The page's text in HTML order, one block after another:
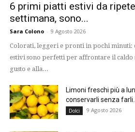
6 primi piatti estivi da
settimana, sono...
Sara Colono - 9 Agosto 2026
Colorati, leggeri e pronti in pochi minuti:
estivi sono perfetti per affrontare il caldo
gusto e alla...
Limoni freschi più a
conservarli senza farli...
Dolci 9 Agosto 2026